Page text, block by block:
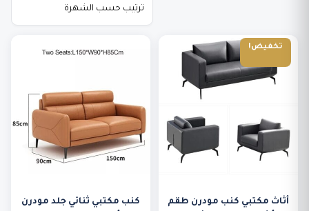
تخفيض!
أثاث مكتبي كنب مودرن طقم
كنب مكتبي ثنائي جلد مودرن